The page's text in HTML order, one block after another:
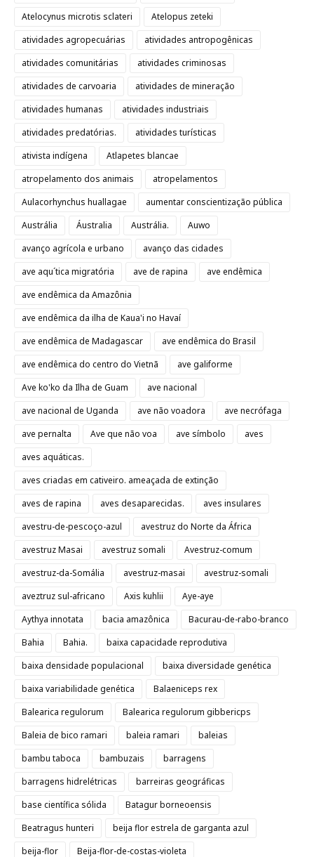
Atelocynus microtis sclateri
Atelopus zeteki
atividades agropecuárias
atividades antropogênicas
atividades comunitárias
atividades criminosas
atividades de carvoaria
atividades de mineração
atividades humanas
atividades industriais
atividades predatórias.
atividades turísticas
ativista indígena
Atlapetes blancae
atropelamento dos animais
atropelamentos
Aulacorhynchus huallagae
aumentar conscientização pública
Austrália
Áustralia Austrália.
Auwo
avanço agrícola e urbano
avanço das cidades
ave aqu´tica migratória
ave de rapina
ave endêmica
ave endêmica da Amazônia
ave endêmica da ilha de Kaua'i no Havaí
ave endêmica de Madagascar
ave endêmica do Brasil
ave endêmica do centro do Vietnã
ave galiforme
Ave ko'ko da Ilha de Guam
ave nacional
ave nacional de Uganda
ave não voadora
ave necrófaga
ave pernalta
Ave que não voa ave símbolo
aves
aves aquáticas.
aves criadas em cativeiro. ameaçada de extinção
aves de rapina
aves desaparecidas.
aves insulares
avestru-de-pescoço-azul
avestruz do Norte da África
avestruz Masai
avestruz somali
Avestruz-comum
avestruz-da-Somália
avestruz-masai
avestruz-somali
aveztruz sul-africano
Axis kuhlii
Aye-aye
Aythya innotata
bacia amazônica
Bacurau-de-rabo-branco
Bahia
Bahia.
baixa capacidade reprodutiva
baixa densidade populacional
baixa diversidade genética
baixa variabilidade genética
Balaeniceps rex
Balearica regulorum
Balearica regulorum gibbericps
Baleia de bico ramari
baleia ramari
baleias
bambu taboca
bambuzais
barragens
barragens hidrelétricas
barreiras geográficas
base científica sólida
Batagur borneoensis
Beatragus hunteri
beija flor estrela de garganta azul
beija-flor
Beija-flor-de-costas-violeta